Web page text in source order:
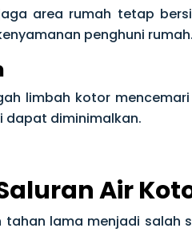
area rumah tetap
penghuni rumah.
limbah kotor
dapat diminimalkan.
Air
lama menjadi